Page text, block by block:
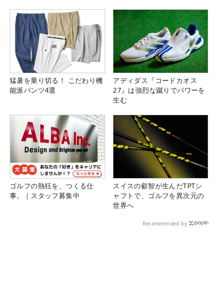
猛暑を乗り切る！ こだわり機
能派パンツ4選
アディダス『コードカオス
27』は強烈な蹴りでパワーを
生む
ゴルフの熱狂を、つくる仕
事。｜スタッフ募集中
スイスの叡智が生んだTPTシ
ャフトで、ゴルフを異次元の
世界へ
Recommended by